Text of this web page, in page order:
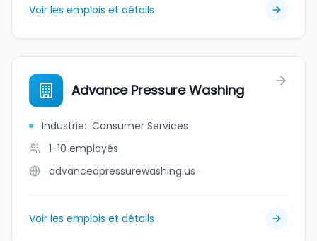
Voir les emplois et détails
Advance Pressure Washing
Industrie: Consumer Services
1-10 employés
advancedpressurewashing.us
Voir les emplois et détails